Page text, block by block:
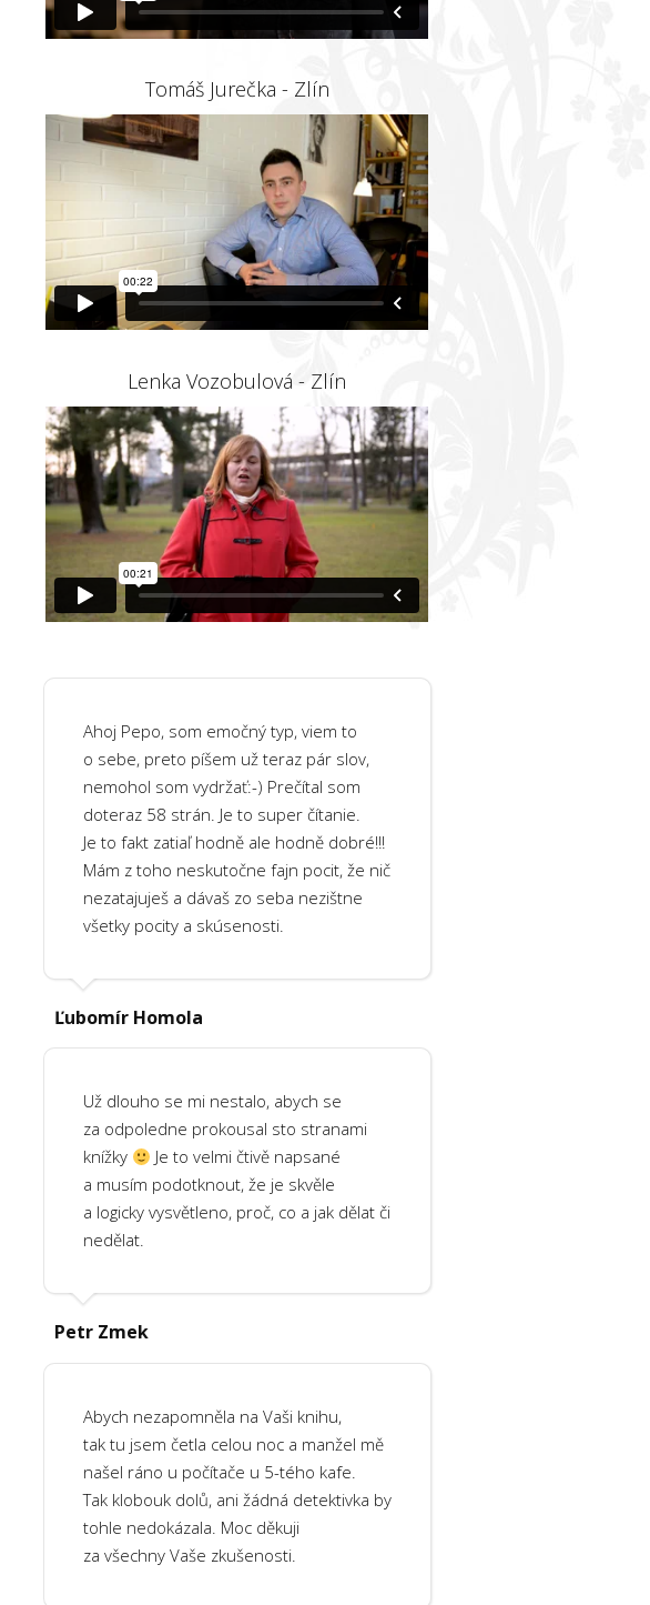
Tomáš Jurečka - Zlín
Lenka Vozobulová - Zlín
Ahoj Pepo, som emočný typ, viem to
o sebe, preto píšem už teraz pár slov,
nemohol som vydržať:-) Prečítal som
doteraz 58 strán. Je to super čítanie.
Je to fakt zatiaľ hodně ale hodně dobré!!!
Mám z toho neskutočne fajn pocit, že nič
nezatajuješ a dávaš zo seba nezištne
všetky pocity a skúsenosti.
Ľubomír Homola
Už dlouho se mi nestalo, abych se
za odpoledne prokousal sto stranami
knížky
Je to velmi čtivě napsané
a musím podotknout, že je skvěle
a logicky vysvětleno, proč, co a jak dělat či
nedělat.
Petr Zmek
Abych nezapomněla na Vaši knihu,
tak tu jsem četla celou noc a manžel mě
našel ráno u počítače u 5-tého kafe.
Tak klobouk dolů, ani žádná detektivka by
tohle nedokázala. Moc děkuji
za všechny Vaše zkušenosti.